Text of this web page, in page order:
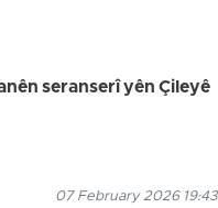
seranserî yên Çileyê
07 February 2026 19:43